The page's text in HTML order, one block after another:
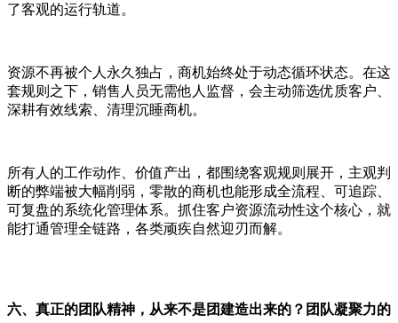
了客观的运行轨道。
资源不再被个人永久独占，商机始终处于动态循环状态。在这
套规则之下，销售人员无需他人监督，会主动筛选优质客户、
深耕有效线索、清理沉睡商机。
所有人的工作动作、价值产出，都围绕客观规则展开，主观判
断的弊端被大幅削弱，零散的商机也能形成全流程、可追踪、
可复盘的系统化管理体系。抓住客户资源流动性这个核心，就
能打通管理全链路，各类顽疾自然迎刃而解。
六、真正的团队精神，从来不是团建造出来的？团队凝聚力的